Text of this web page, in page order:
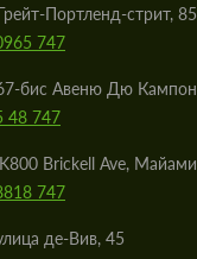
Портленд-стрит, 85
747
бис Авеню Дю Кампон
48 747
Brickell Ave, Майами
747
де-Вив, 45